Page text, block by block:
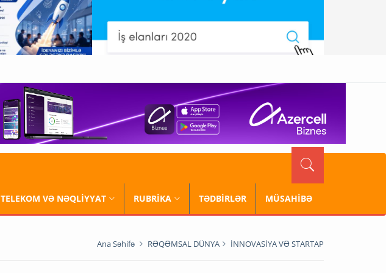
TELEKOM VƏ NƏQLİYYAT RUBRİKA TƏDBİRLƏR MÜSAHİBƏ
Ana Səhifə RƏQƏMSAL DÜNYA İNNOVASİYA VƏ STARTAP